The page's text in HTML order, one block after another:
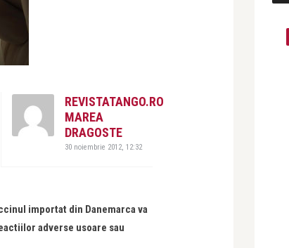
REVISTATANGO.RO
MAREA
DRAGOSTE
30 noiembrie 2012, 12:32
importat din Danemarca va
adverse usoare sau